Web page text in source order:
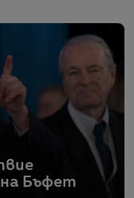
на Бъфет